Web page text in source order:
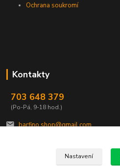
Ochrana soukromí
Kontakty
703 648 379
(Po-Pá, 9-18 hod.)
barfino.shop@gmail.com
Nastavení